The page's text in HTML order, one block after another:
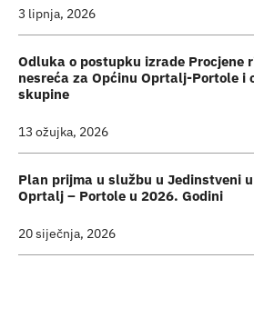
3 lipnja, 2026
Odluka o postupku izrade Procjene
nesreća za Općinu Oprtalj-Portole i
skupine
13 ožujka, 2026
Plan prijma u službu u Jedinstveni
Oprtalj – Portole u 2026. Godini
20 siječnja, 2026